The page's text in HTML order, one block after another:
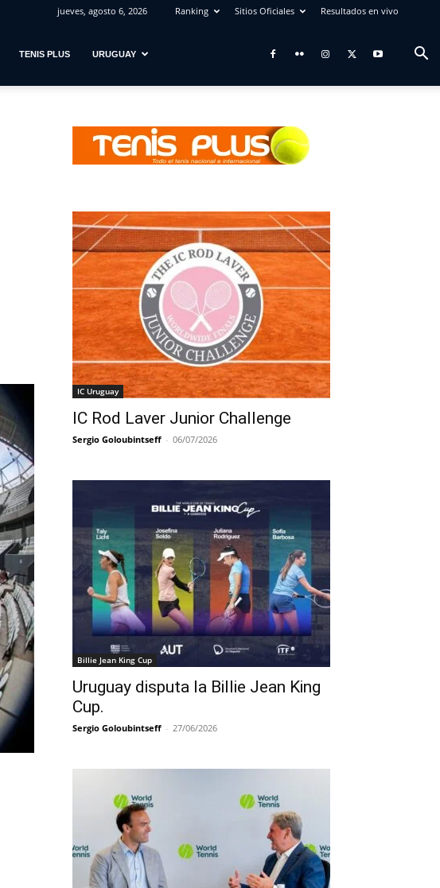
jueves, agosto 6, 2026 Ranking Sitios Oficiales Resultados en vivo
TENIS PLUS URUGUAY
IC Uruguay
IC Rod Laver Junior Challenge
Sergio Goloubintseff - 06/07/2026
Billie Jean King Cup
Uruguay disputa la Billie Jean King
Cup.
Sergio Goloubintseff - 27/06/2026